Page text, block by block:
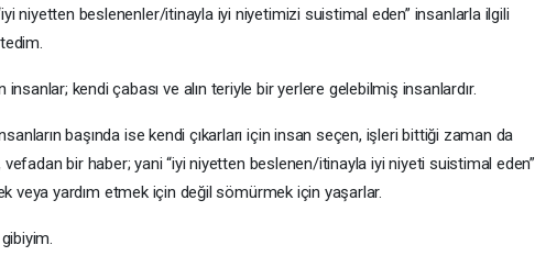
niyetten beslenenler/itinayla iyi niyetimizi suistimal eden” insanlarla ilgili
kendi çabası ve alın teriyle bir yerlere gelebilmiş insanlardır.
başında ise kendi çıkarları için insan seçen, işleri bittiği zaman da
vefadan bir haber; yani “iyi niyetten beslenen/itinayla iyi niyeti suistimal eden”
veya yardım etmek için değil sömürmek için yaşarlar.